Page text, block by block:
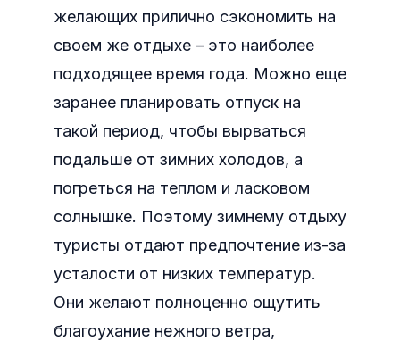
желающих прилично сэкономить на
своем же отдыхе – это наиболее
подходящее время года. Можно еще
заранее планировать отпуск на
такой период, чтобы вырваться
подальше от зимних холодов, а
погреться на теплом и ласковом
солнышке. Поэтому зимнему отдыху
туристы отдают предпочтение из-за
усталости от низких температур.
Они желают полноценно ощутить
благоухание нежного ветра,